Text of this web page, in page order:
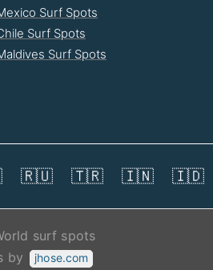
Surf Spots
Surf Spots
Surf Spots
🇷🇺 🇹🇷 🇮🇳 🇮🇩
surf spots
by
jhose.com